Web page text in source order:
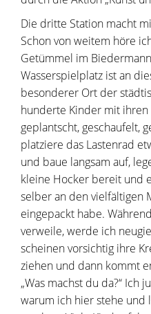
Die dritte Station macht
Schon von weitem höre
Getümmel im
Wasserspielplatz ist an
besonderer Ort der
hunderte Kinder mit
geplantscht, geschaufelt,
platziere das Lastenrad
und baue langsam auf,
kleine Hocker bereit und
selber an den vielfältigen
eingepackt habe.
verweile, werde ich
scheinen vorsichtig ihre
ziehen und dann kommt
„Was machst du da?“ Ich
warum ich hier stehe und